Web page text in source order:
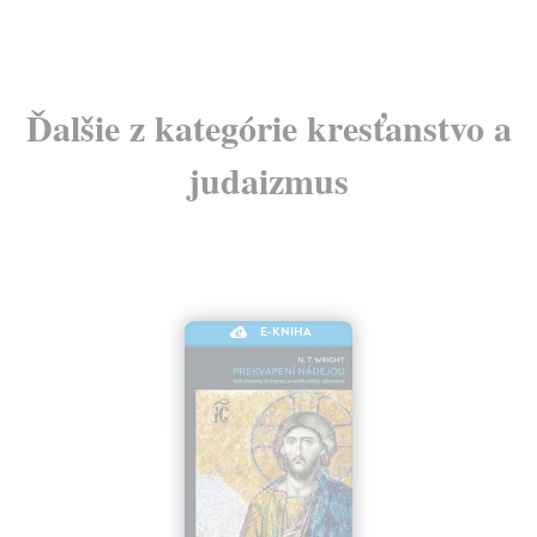
Ďalšie z kategórie kresťanstvo a
judaizmus
E-KNIHA